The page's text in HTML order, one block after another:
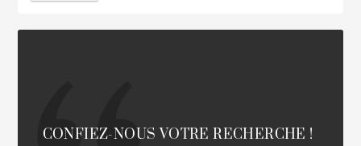
CONFIEZ-NOUS VOTRE RECHERCHE !